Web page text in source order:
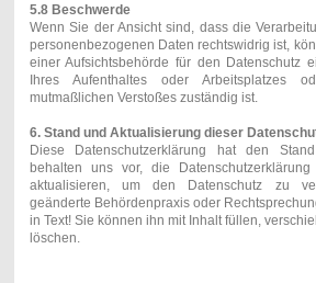
5.8 Beschwerde
Wenn Sie der Ansicht sind, dass die
personenbezogenen Daten rechtswidrig ist,
einer Aufsichtsbehörde für den Datenschutz
Ihres Aufenthaltes oder
mutmaßlichen Verstoßes zuständig ist.
6. Stand und Aktualisierung dieser
Diese Datenschutzerklärung hat den
behalten uns vor, die
aktualisieren, um den Datenschutz zu
geänderte Behördenpraxis oder
in Text! Sie können ihn mit Inhalt füllen,
löschen.